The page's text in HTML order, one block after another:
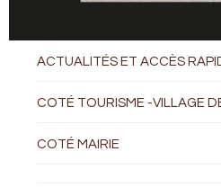
ACTUALITÉS ET ACCÈS
COTÉ TOURISME -VILLAGE
COTÉ MAIRIE